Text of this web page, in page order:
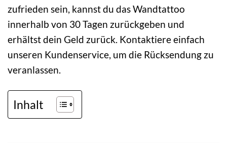
zufrieden sein, kannst du das Wandtattoo
innerhalb von 30 Tagen zurückgeben und
erhältst dein Geld zurück. Kontaktiere einfach
unseren Kundenservice, um die Rücksendung zu
veranlassen.
Inhalt